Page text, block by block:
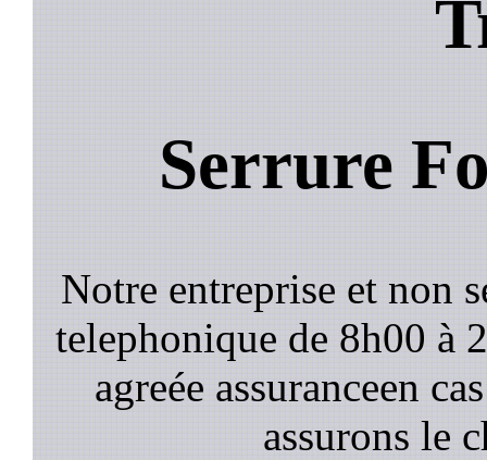
Serrure
Notre entreprise et non
telephonique de 8h00 à
agreée assuranceen
assurons le